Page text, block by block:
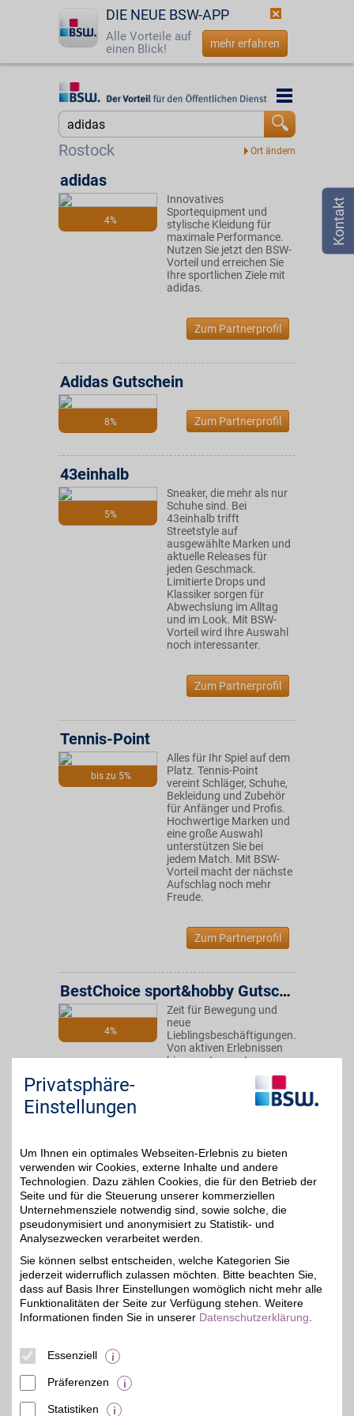
DIE NEUE BSW-APP
Alle Vorteile auf
einen Blick!
mehr erfahren
Startseite
Login
☎ 0800 - 279 25 82
Rostock
Startseite
4%
adidas
Innovatives
Sportequipment und
stylische Kleidung für
maximale Performance.
Nutzen Sie jetzt den BSW-
Vorteil und erreichen Sie
Ihre sportlichen Ziele mit
adidas.
Zum Partnerprofil
8%
Adidas Gutschein
Zum Partnerprofil
5%
43einhalb
Sneaker, die mehr als nur
Schuhe sind. Bei
43einhalb trifft
Streetstyle auf
ausgewählte Marken und
aktuelle Releases für
jeden Geschmack.
Limitierte Drops und
Klassiker sorgen für
Abwechslung im Alltag
und im Look. Mit BSW-
Vorteil wird Ihre Auswahl
noch interessanter.
Zum Partnerprofil
bis zu 5%
Tennis-Point
Alles für Ihr Spiel auf dem
Platz. Tennis-Point
vereint Schläger, Schuhe,
Bekleidung und Zubehör
für Anfänger und Profis.
Hochwertige Marken und
eine große Auswahl
unterstützen Sie bei
jedem Match. Mit BSW-
Vorteil macht der nächste
Aufschlag noch mehr
Freude.
Zum Partnerprofil
4%
BestChoice sport&hobby Gutschein
Zeit für Bewegung und
neue
Lieblingsbeschäftigungen.
Von aktiven Erlebnissen
bis zu entspannten
Freizeitideen bietet dieser
Möglichkeiten für mehr
Vorteil sparen.
Zum Partnerprofil
Schön fühlen, sich selbst
etwas gönnen. Mode,
Pflege und Accessoires
für jeden Stil und jeden
Anlass vereint in einem
Gutschein. Perfekt für
Privatsphäre-
Einstellungen
Um Ihnen ein optimales Webseiten-Erlebnis zu bieten
verwenden wir Cookies, externe Inhalte und andere
Technologien. Dazu zählen Cookies, die für den Betrieb der
Seite und für die Steuerung unserer kommerziellen
Unternehmensziele notwendig sind, sowie solche, die
pseudonymisiert und anonymisiert zu Statistik- und
Analysezwecken verarbeitet werden.
Sie können selbst entscheiden, welche Kategorien Sie
jederzeit widerruflich zulassen möchten. Bitte beachten Sie,
dass auf Basis Ihrer Einstellungen womöglich nicht mehr alle
Funktionalitäten der Seite zur Verfügung stehen. Weitere
Informationen finden Sie in unserer Datenschutzerklärung
Essenziell
Präferenzen
Statistiken